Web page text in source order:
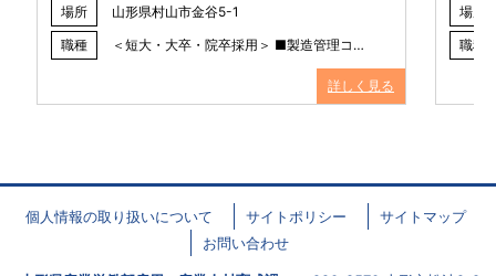
場所
山形県村山市金谷5-1
職種
＜短大・大卒・院卒採用＞ ■製造管理コ…
詳しく見る
場所
職種
個人情報の取り扱いについて サイトポリシー
サイトマップ
お問い合わせ